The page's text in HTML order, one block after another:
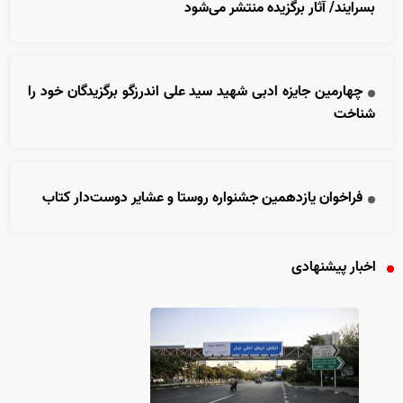
بسرایند/ آثار برگزیده منتشر می‌شود
چهارمین جایزه ادبی شهید سید علی اندرزگو برگزیدگان خود را
شناخت
فراخوان یازدهمین جشنواره روستا و عشایر دوست‌دار کتاب
اخبار پیشنهادی